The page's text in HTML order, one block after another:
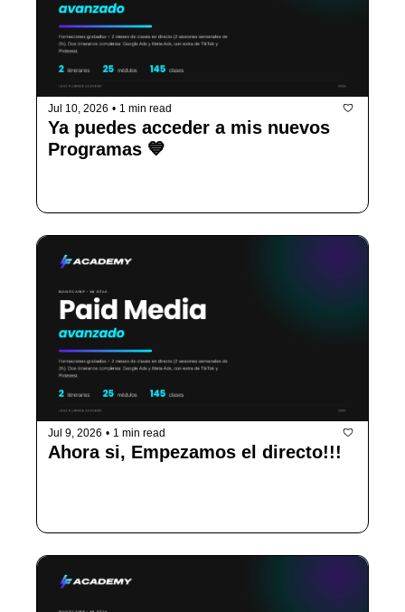
Jul 10, 2026 • 1 min read
Ya puedes acceder a mis nuevos
Programas 💙
Jul 9, 2026 • 1 min read